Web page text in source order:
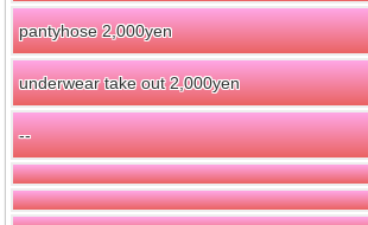
pantyhose 2,000yen
underwear take out 2,000yen
--